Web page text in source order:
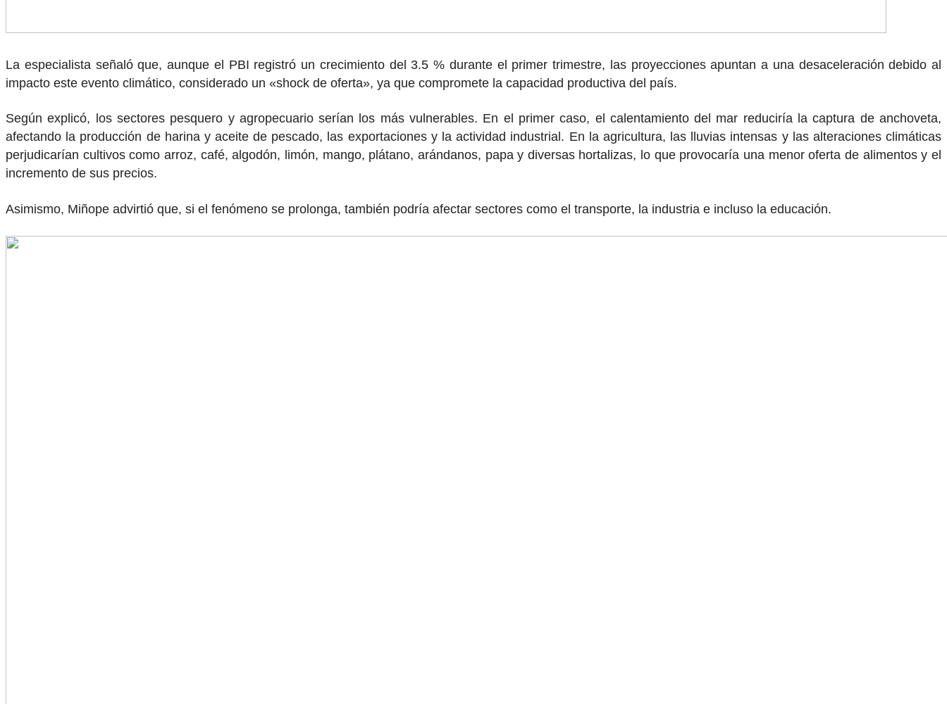
La especialista señaló que, aunque el PBI registró un crecimiento del 3.5 % durante el primer trimestre, las proyecciones apuntan a una desaceleración debido al
impacto este evento climático, considerado un «shock de oferta», ya que compromete la capacidad productiva del país.
Según explicó, los sectores pesquero y agropecuario serían los más vulnerables. En el primer caso, el calentamiento del mar reduciría la captura de anchoveta,
afectando la producción de harina y aceite de pescado, las exportaciones y la actividad industrial. En la agricultura, las lluvias intensas y las alteraciones climáticas
perjudicarían cultivos como arroz, café, algodón, limón, mango, plátano, arándanos, papa y diversas hortalizas, lo que provocaría una menor oferta de alimentos y el
incremento de sus precios.
Asimismo, Miñope advirtió que, si el fenómeno se prolonga, también podría afectar sectores como el transporte, la industria e incluso la educación.